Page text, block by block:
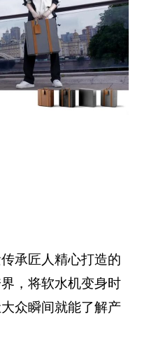
承匠人精心打造的
，将软水机变身时
众瞬间就能了解产